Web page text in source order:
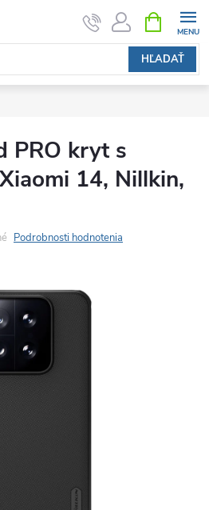
HĽADAŤ
KOŠÍK
PRO kryt s
14, Nillkin,
Podrobnosti hodnotenia